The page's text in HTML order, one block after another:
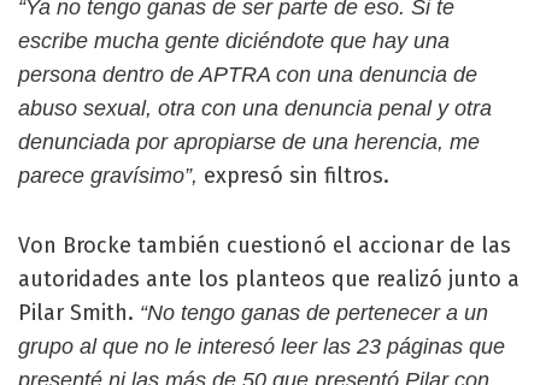
“Ya no tengo ganas de ser parte de eso. Si te
escribe mucha gente diciéndote que hay una
persona dentro de APTRA con una denuncia de
abuso sexual, otra con una denuncia penal y otra
denunciada por apropiarse de una herencia, me
parece gravísimo”, expresó sin filtros.
Von Brocke también cuestionó el accionar de las
autoridades ante los planteos que realizó junto a
Pilar Smith. “No tengo ganas de pertenecer a un
grupo al que no le interesó leer las 23 páginas que
presenté ni las más de 50 que presentó Pilar con